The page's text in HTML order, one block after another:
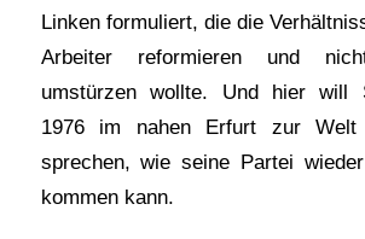
Linken formuliert, die die
Arbeiter reformieren und
umstürzen wollte. Und hier will
1976 im nahen Erfurt zur Welt
sprechen, wie seine Partei
kommen kann.